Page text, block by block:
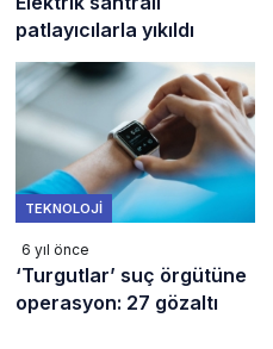
patlayıcılarla yıkıldı
TEKNOLOJI
6 yıl önce
‘Turgutlar’ suç örgütüne
operasyon: 27 gözaltı